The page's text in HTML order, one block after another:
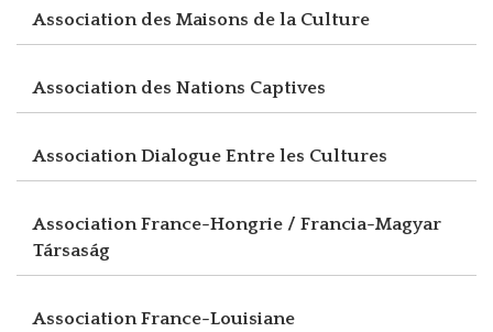
Association des Maisons de la Culture
Association des Nations Captives
Association Dialogue Entre les Cultures
Association France-Hongrie / Francia-Magyar
Társaság
Association France-Louisiane